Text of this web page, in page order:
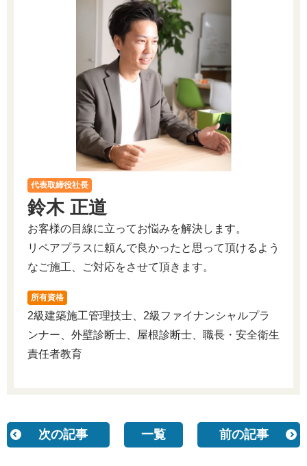
代表取締役社長
鈴木 正道
お客様の目線に立ってお悩みを解決します。
リペアプラスに頼んで良かったと思って頂けるよう
なご施工、ご対応をさせて頂きます。
所有資格
2級建築施工管理技士、2級ファイナンシャルプラ
ンナー、外壁診断士、屋根診断士、職長・安全衛生
責任者教育
次の記事 一覧 前の記事